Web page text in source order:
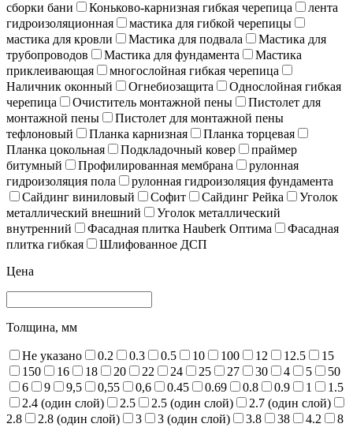
сборки бани
Коньково-карнизная гибкая черепица
лента
гидроизоляционная
мастика для гибкой черепицы
мастика для кровли
Мастика для подвала
Мастика для
трубопроводов
Мастика для фундамента
Мастика
приклеивающая
многослойная гибкая черепица
Наличник оконный
Огнебиозащита
Однослойная гибкая
черепица
Очиститель монтажной пены
Пистолет для
монтажной пены
Пистолет для монтажной пены
тефлоновый
Планка карнизная
Планка торцевая
Планка цокольная
Подкладочный ковер
праймер
битумный
Профилированная мембрана
рулонная
гидроизоляция пола
рулонная гидроизоляция фундамента
Сайдинг виниловый
Софит Сайдинг Рейка
Уголок
металлический внешний
Уголок металлический
внутренний
Фасадная плитка Hauberk Оптима
Фасадная
плитка гибкая
Шлифованное ДСП
Цена
Толщина, мм
Не указано 0.2 0.3 0.5 10 100 12 12.5
15
150
16 18 20 22 24 25 27 30 4 5
50
6
9 9,5 0,55 0,6 0.45 0.69 0.8 0.9 1
1.5
2.4 (один слой)
2.5 2.5 (один слой)
2.7 (один слой)
2.8
2.8 (один слой) 3 3 (один слой) 3.8 38 4.2
8